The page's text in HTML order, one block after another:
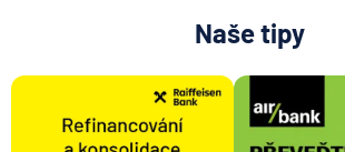
Naše tipy